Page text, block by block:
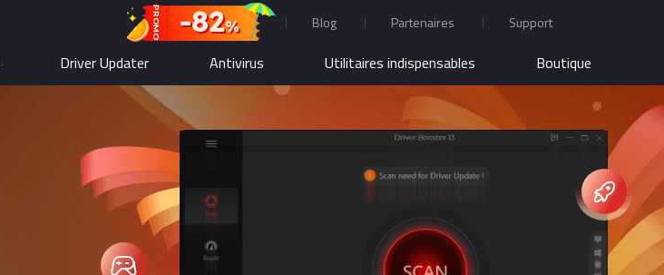
PROMO -82% Blog Partenaires Support
Driver Updater Antivirus Utilitaires indispensables Boutique